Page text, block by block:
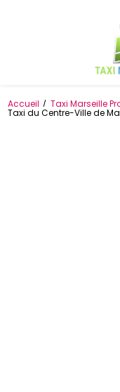
Accueil Taxi Marseille
Taxi du Centre-Ville de
Panneau de gestion